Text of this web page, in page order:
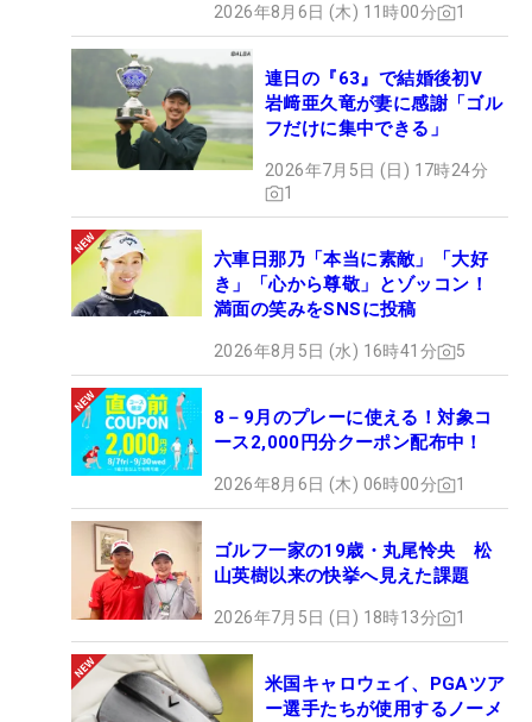
2026年8月6日 (木) 11時00分 1
連日の『63』で結婚後初V
岩﨑亜久竜が妻に感謝「ゴル
フだけに集中できる」
2026年7月5日 (日) 17時24分
1
六車日那乃「本当に素敵」「大好
き」「心から尊敬」とゾッコン！
満面の笑みをSNSに投稿
2026年8月5日 (水) 16時41分 5
8－9月のプレーに使える！対象コ
ース2,000円分クーポン配布中！
2026年8月6日 (木) 06時00分 1
ゴルフ一家の19歳・丸尾怜央 松
山英樹以来の快挙へ見えた課題
2026年7月5日 (日) 18時13分 1
米国キャロウェイ、PGAツア
ー選手たちが使用するノーメ